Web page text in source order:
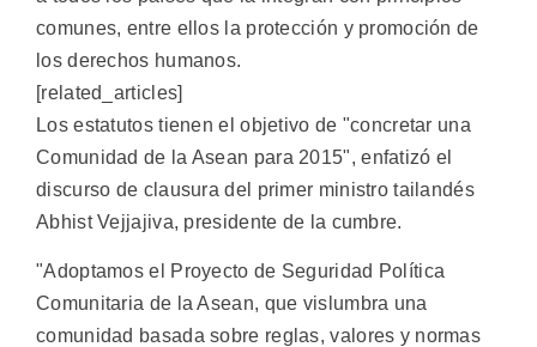
comunes, entre ellos la protección y promoción de
los derechos humanos.
[related_articles]
Los estatutos tienen el objetivo de "concretar una
Comunidad de la Asean para 2015", enfatizó el
discurso de clausura del primer ministro tailandés
Abhist Vejjajiva, presidente de la cumbre.
"Adoptamos el Proyecto de Seguridad Política
Comunitaria de la Asean, que vislumbra una
comunidad basada sobre reglas, valores y normas